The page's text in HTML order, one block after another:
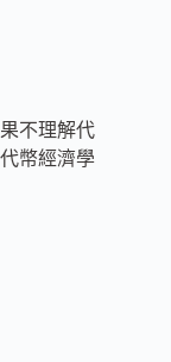
不理解代
幣經濟學